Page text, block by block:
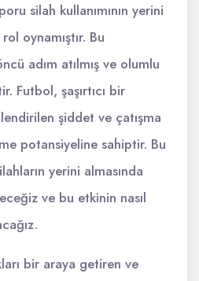
silah kullanımının yerini
oynamıştır. Bu
adım atılmış ve olumlu
Futbol, şaşırtıcı bir
şiddet ve çatışma
potansiyeline sahiptir. Bu
yerini almasında
ve bu etkinin nasıl
bir araya getiren ve